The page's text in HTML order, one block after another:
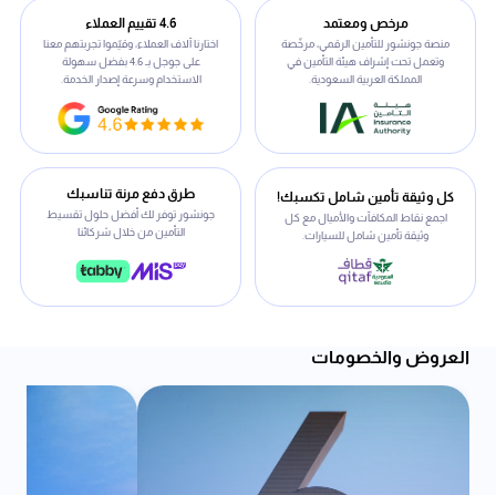
مرخص ومعتمد
منصة جونشور للتأمين الرقمي، مرخّصة
وتعمل تحت إشراف هيئة التأمين في
المملكة العربية السعودية.
4.6 تقييم العملاء
اختارنا آلاف العملاء، وقيّموا تجربتهم معنا
على جوجل بـ 4.6 بفضل سهولة
الاستخدام وسرعة إصدار الخدمة.
كل وثيقة تأمين شامل تكسبك!
اجمع نقاط المكافآت والأميال مع كل
وثيقة تأمين شامل للسيارات.
طرق دفع مرنة تناسبك
جونشور توفر لك أفضل حلول تقسيط
التأمين من خلال شركائنا
العروض والخصومات